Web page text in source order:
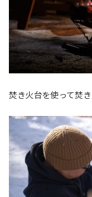
焚き火台を使って焚